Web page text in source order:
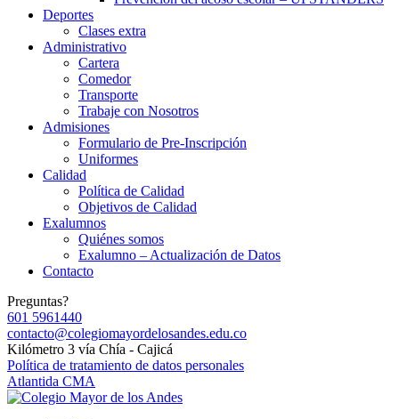
Deportes
Clases extra
Administrativo
Cartera
Comedor
Transporte
Trabaje con Nosotros
Admisiones
Formulario de Pre-Inscripción
Uniformes
Calidad
Política de Calidad
Objetivos de Calidad
Exalumnos
Quiénes somos
Exalumno – Actualización de Datos
Contacto
Preguntas?
601 5961440
contacto@colegiomayordelosandes.edu.co
Kilómetro 3 vía Chía - Cajicá
Política de tratamiento de datos personales
Atlantida CMA